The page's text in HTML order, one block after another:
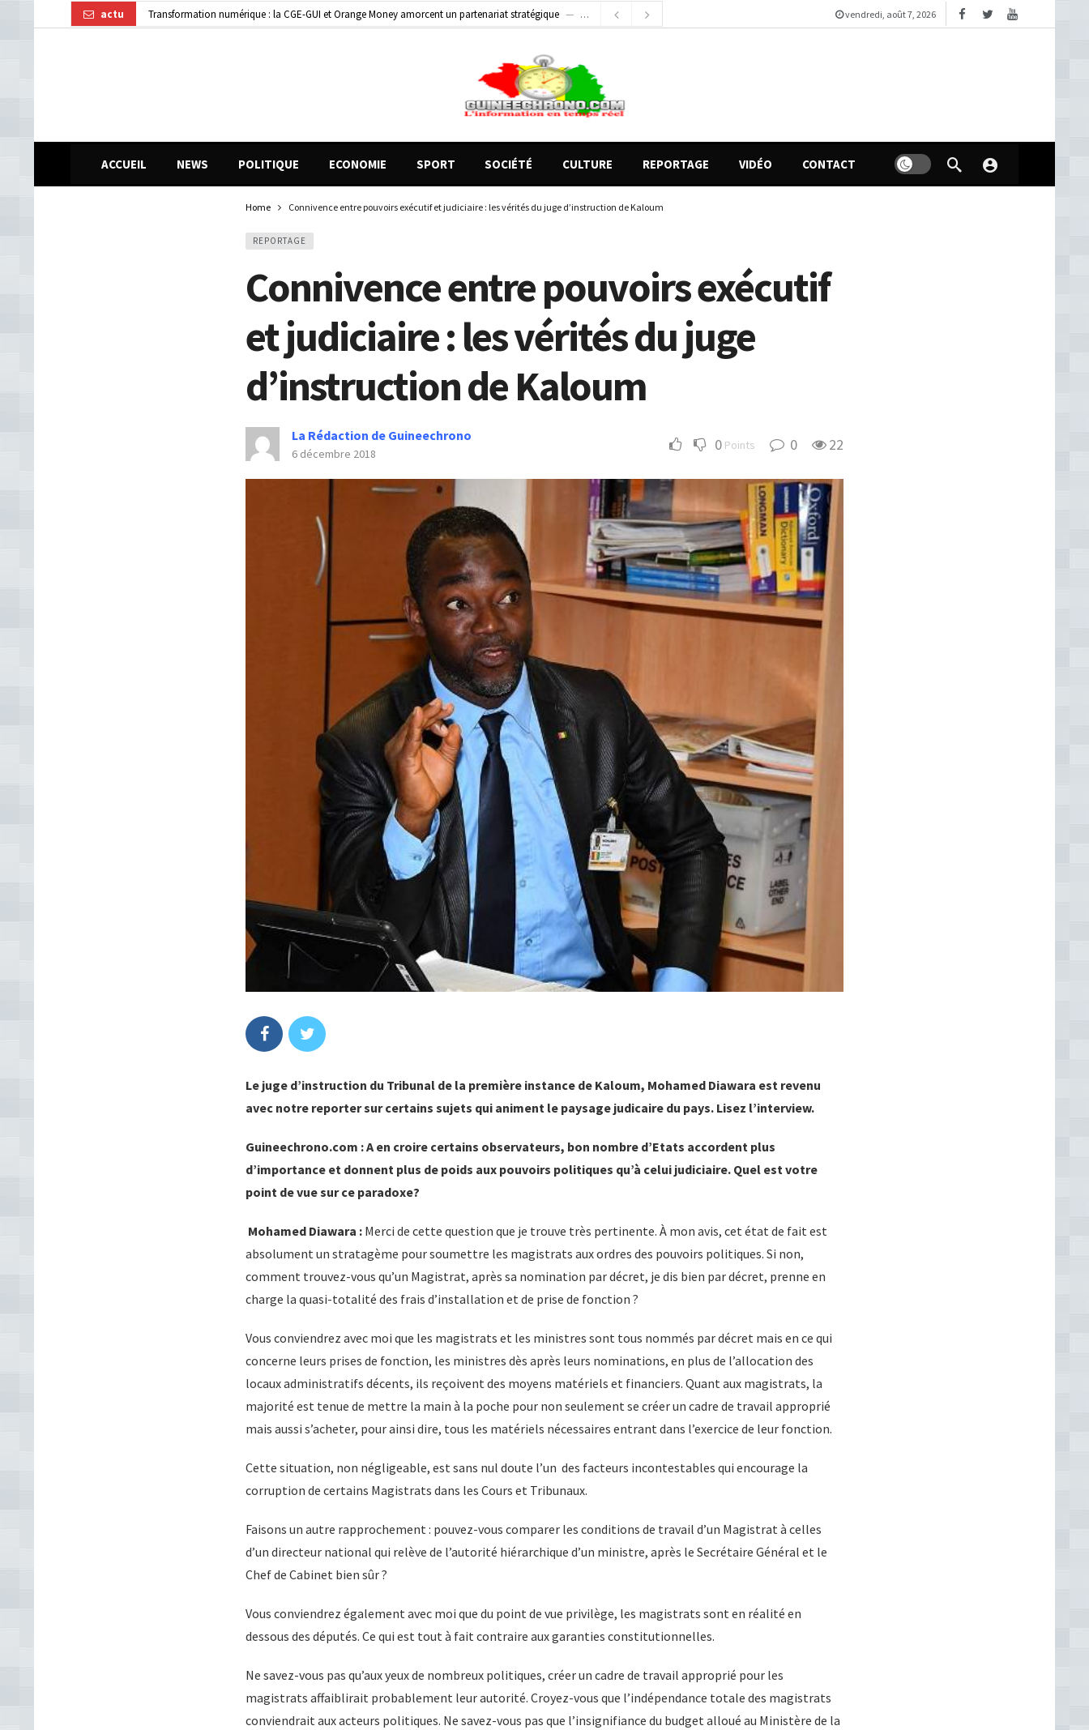
actu Conscience nationale : Dr Sékou Koureissy Condé appelle au renforcement des valeurs républicaines
2 jours ago
vendredi, août 7, 2026
ACCUEIL NEWS POLITIQUE ECONOMIE SPORT SOCIÉTÉ CULTURE REPORTAGE VIDÉO CONTACT
Home Connivence entre pouvoirs exécutif et judiciaire : les vérités du juge d’instruction de Kaloum
REPORTAGE
Connivence entre pouvoirs exécutif
et judiciaire : les vérités du juge
d’instruction de Kaloum
La Rédaction de Guineechrono
6 décembre 2018 0 Points 0 22
Le juge d’instruction du Tribunal de la première instance de Kaloum, Mohamed Diawara est revenu
avec notre reporter sur certains sujets qui animent le paysage judicaire du pays. Lisez l’interview.
Guineechrono.com : A en croire certains observateurs, bon nombre d’Etats accordent plus
d’importance et donnent plus de poids aux pouvoirs politiques qu’à celui judiciaire. Quel est votre
point de vue sur ce paradoxe?
Mohamed Diawara : Merci de cette question que je trouve très pertinente. À mon avis, cet état de fait est
absolument un stratagème pour soumettre les magistrats aux ordres des pouvoirs politiques. Si non,
comment trouvez-vous qu’un Magistrat, après sa nomination par décret, je dis bien par décret, prenne en
charge la quasi-totalité des frais d’installation et de prise de fonction ?
Vous conviendrez avec moi que les magistrats et les ministres sont tous nommés par décret mais en ce qui
concerne leurs prises de fonction, les ministres dès après leurs nominations, en plus de l’allocation des
locaux administratifs décents, ils reçoivent des moyens matériels et financiers. Quant aux magistrats, la
majorité est tenue de mettre la main à la poche pour non seulement se créer un cadre de travail approprié
mais aussi s’acheter, pour ainsi dire, tous les matériels nécessaires entrant dans l’exercice de leur fonction.
Cette situation, non négligeable, est sans nul doute l’un des facteurs incontestables qui encourage la
corruption de certains Magistrats dans les Cours et Tribunaux.
Faisons un autre rapprochement : pouvez-vous comparer les conditions de travail d’un Magistrat à celles
d’un directeur national qui relève de l’autorité hiérarchique d’un ministre, après le Secrétaire Général et le
Chef de Cabinet bien sûr ?
Vous conviendrez également avec moi que du point de vue privilège, les magistrats sont en réalité en
dessous des députés. Ce qui est tout à fait contraire aux garanties constitutionnelles.
Ne savez-vous pas qu’aux yeux de nombreux politiques, créer un cadre de travail approprié pour les
magistrats affaiblirait probablement leur autorité. Croyez-vous que l’indépendance totale des magistrats
conviendrait aux acteurs politiques. Ne savez-vous pas que l’insignifiance du budget alloué au Ministère de la